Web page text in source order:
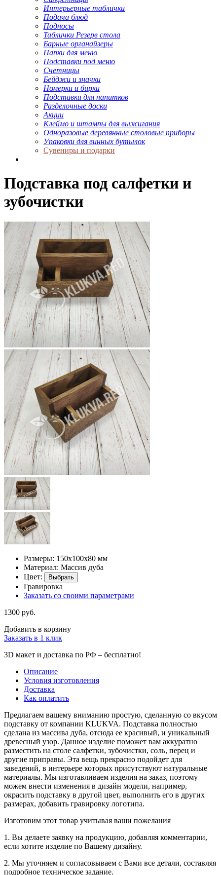
Интерьерные таблички
Подача блюд
Подносы
Таблички Резерв стола
Барные органайзеры
Папки для меню
Подставки под меню
Счетницы
Бейджи и значки
Номерки и бирки
Подставки для напитков
Разделочные доски
Акции
Клеймо и штампы для выжигания
Одноразовые деревянные столовые приборы
Упаковки для винных бутылок
Сувениры и подарки
Подставка под салфетки и
зубочистки
Размеры: 150х100х80 мм
Материал: Массив дуба
Цвет:
Выбрать
Гравировка
Заказать со своими параметрами
1300 руб.
Добавить в корзину
Заказать в 1 клик
3D макет и доставка по РФ – бесплатно!
Описание
Условия изготовления
Доставка
Как оплатить
Предлагаем вашему вниманию простую, сделанную со вкусом
подставку от компании KLUKVA. Подставка полностью
сделана из массива дуба, отсюда ее красивый, и уникальный
древесный узор. Данное изделие поможет вам аккуратно
разместить на столе салфетки, зубочистки, соль, перец и
другие приправы. Эта вещь прекрасно подойдет для
заведений, в интерьере которых присутствуют натуральные
материалы. Мы изготавливаем изделия на заказ, поэтому
можем внести изменения в дизайн модели, например,
окрасить подставку в другой цвет, выполнить его в других
размерах, добавить гравировку логотипа.
Изготовим этот товар учитывая ваши пожелания
1. Вы делаете заявку на продукцию, добавляя комментарии,
если хотите изделие по Вашему дизайну.
2. Мы уточняем и согласовываем с Вами все детали, составляя
подробное техническое задание.